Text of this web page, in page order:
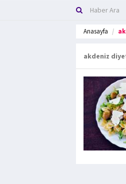
Anasayfa
akdeniz